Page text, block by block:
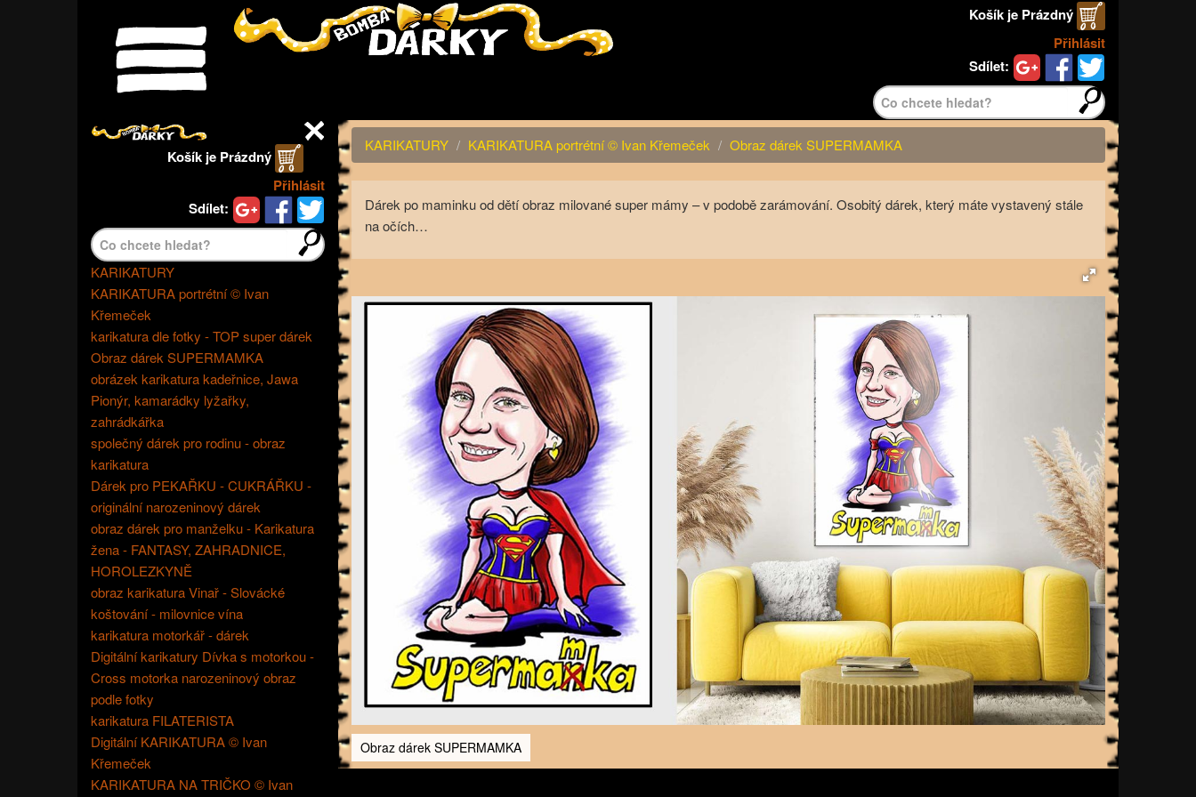
Košík je Prázdný
Přihlásit
Sdílet:
Najít>
Košík jePrázdný
Přihlásit
Sdílet:
Najít>
KARIKATURY
KARIKATURA portrétní © Ivan
Křemeček
karikatura dle fotky - TOP super dárek
Obraz dárek SUPERMAMKA
obrázek karikatura kadeřnice, Jawa
Pionýr, kamarádky lyžařky,
zahrádkářka
společný dárek pro rodinu - obraz
karikatura
Dárek pro PEKAŘKU - CUKRÁŘKU -
originální narozeninový dárek
obraz dárek pro manželku - Karikatura
žena - FANTASY, ZAHRADNICE,
HOROLEZKYNĚ
obraz karikatura Vinař - Slovácké
koštování - milovnice vína
karikatura motorkář - dárek
Digitální karikatury Dívka s motorkou -
Cross motorka narozeninový obraz
podle fotky
karikatura FILATERISTA
Digitální KARIKATURA © Ivan
Křemeček
KARIKATURA NA TRIČKO © Ivan
KARIKATURY KARIKATURA portrétní © Ivan Křemeček Obraz dárek SUPERMAMKA
Dárek po maminku od dětí obraz milované super mámy – v podobě zarámování. Osobitý dárek, který máte vystavený stále
na očích…
Obraz dárek SUPERMAMKA